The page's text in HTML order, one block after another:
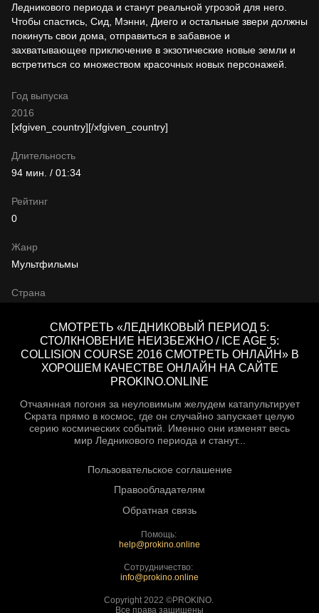
Ледникового периода и станут реальной угрозой для него.
Чтобы спастись, Сид, Мэнни, Диего и остальные звери должны
покинуть свои дома, отправиться в забавное и
захватывающее приключение в экзотические новые земли и
встретиться со множеством красочных новых персонажей.
Год выпуска
2016
Жанр
Мультфильмы
Длительность
94 мин. / 01:34
[xfgiven_country]
Страна
[/xfgiven_country]
Рейтинг
0
СМОТРЕТЬ «ЛЕДНИКОВЫЙ ПЕРИОД 5:
СТОЛКНОВЕНИЕ НЕИЗБЕЖНО / ICE AGE 5:
COLLISION COURSE 2016 СМОТРЕТЬ ОНЛАЙН» В
ХОРОШЕМ КАЧЕСТВЕ ОНЛАЙН НА САЙТЕ
PROKINO.ONLINE
Отчаянная погоня за неуловимым желудем катапультирует
Скрата прямо в космос, где он случайно запускает целую
серию космических событий. Именно они изменят весь
мир Ледникового периода и станут...
Пользовательское соглашение
Правообладателям
Обратная связь
Помощь:
help@prokino.online
Сотрудничество:
info@prokino.online
Copyright 2022 ©PROKINO.
Все права защищены